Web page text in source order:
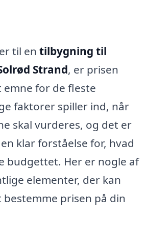
til en tilbygning til
Strand, er prisen
for de fleste
faktorer spiller ind, når
skal vurderes, og det er
klar forståelse for, hvad
budgettet. Her er nogle af
elementer, der kan
prisen på din